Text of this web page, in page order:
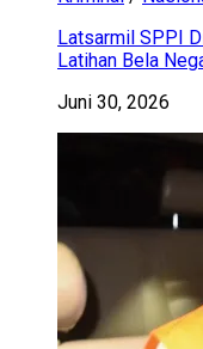
Latsarmil SPPI
Latihan Bela
Juni 30, 2026